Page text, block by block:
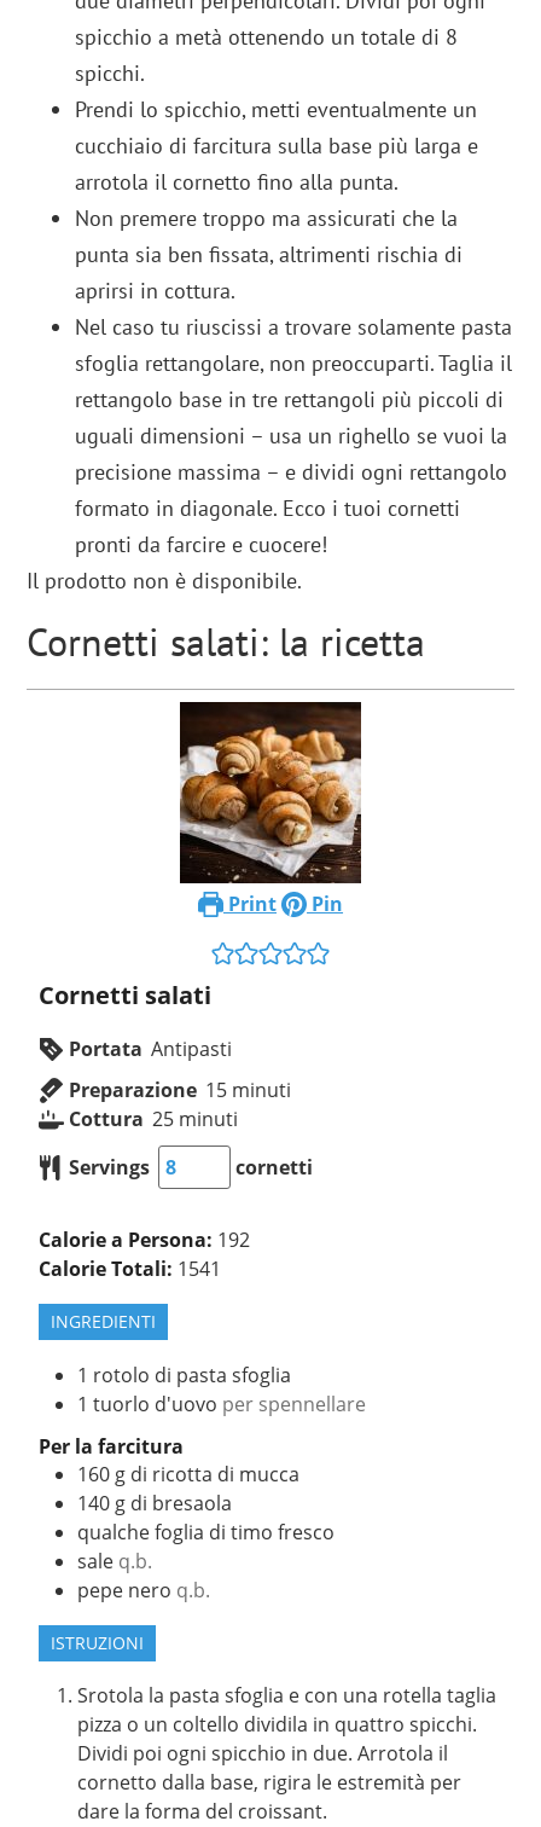
spicchio a metà ottenendo un totale di 8
spicchi.
Prendi lo spicchio, metti eventualmente un
cucchiaio di farcitura sulla base più larga e
arrotola il cornetto fino alla punta.
Non premere troppo ma assicurati che la
punta sia ben fissata, altrimenti rischia di
aprirsi in cottura.
Nel caso tu riuscissi a trovare solamente pasta
sfoglia rettangolare, non preoccuparti. Taglia il
rettangolo base in tre rettangoli più piccoli di
uguali dimensioni – usa un righello se vuoi la
precisione massima – e dividi ogni rettangolo
formato in diagonale. Ecco i tuoi cornetti
pronti da farcire e cuocere!
Il prodotto non è disponibile.
Cornetti salati: la ricetta
Print Pin
Cornetti salati
Portata Antipasti
Preparazione 15 minuti
Cottura 25 minuti
Servings
cornetti
Calorie a Persona: 192
Calorie Totali: 1541
INGREDIENTI
1 rotolo di pasta sfoglia
1 tuorlo d'uovo per spennellare
Per la farcitura
160 g di ricotta di mucca
140 g di bresaola
qualche foglia di timo fresco
sale q.b.
pepe nero q.b.
ISTRUZIONI
Srotola la pasta sfoglia e con una rotella taglia
pizza o un coltello dividila in quattro spicchi.
Dividi poi ogni spicchio in due. Arrotola il
cornetto dalla base, rigira le estremità per
dare la forma del croissant.